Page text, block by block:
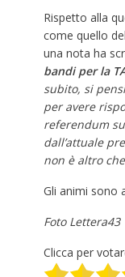
Rispetto alla
come quello
una nota ha
bandi per la
subito, si
per avere
referendum
dall’attuale
non è altro
Gli animi sono
Foto Lettera43
Clicca per